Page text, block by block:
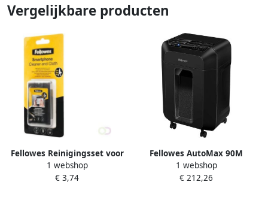
Vergelijkbare producten
Fellowes Reinigingsset voor
smartphone's
1 webshop
€ 3,74
Fellowes AutoMax 90M
papierversnipperaar zwart
90 vellen automatisch 17 L
1 webshop
€ 212,26